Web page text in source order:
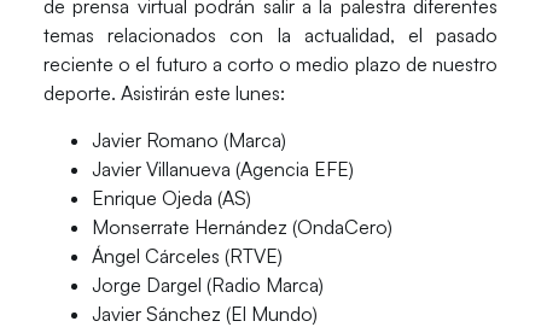
de prensa virtual podrán salir a la palestra diferentes
temas relacionados con la actualidad, el pasado
reciente o el futuro a corto o medio plazo de nuestro
deporte. Asistirán este lunes:
Javier Romano (Marca)
Javier Villanueva (Agencia EFE)
Enrique Ojeda (AS)
Monserrate Hernández (OndaCero)
Ángel Cárceles (RTVE)
Jorge Dargel (Radio Marca)
Javier Sánchez (El Mundo)